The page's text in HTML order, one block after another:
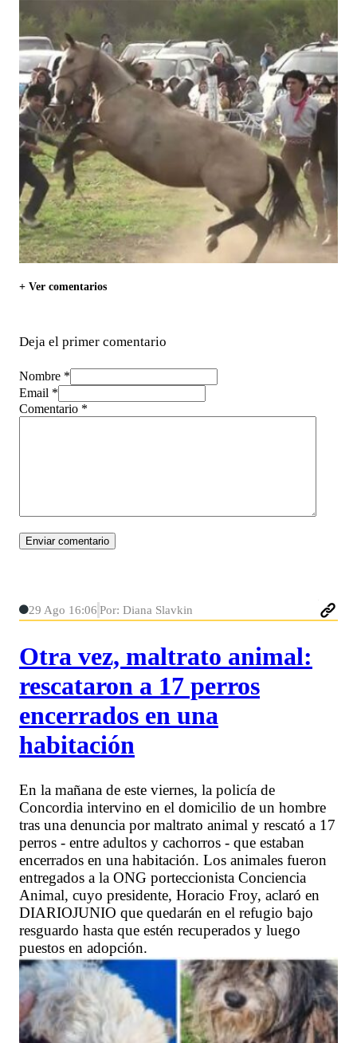
+ Ver comentarios
Deja el primer comentario
Nombre *
Email *
Comentario *
29 Ago 16:06 Por: Diana Slavkin
Otra vez, maltrato animal:
rescataron a 17 perros
encerrados en una
habitación
En la mañana de este viernes, la policía de
Concordia intervino en el domicilio de un hombre
tras una denuncia por maltrato animal y rescató a 17
perros - entre adultos y cachorros - que estaban
encerrados en una habitación. Los animales fueron
entregados a la ONG porteccionista Conciencia
Animal, cuyo presidente, Horacio Froy, aclaró en
DIARIOJUNIO que quedarán en el refugio bajo
resguardo hasta que estén recuperados y luego
puestos en adopción.